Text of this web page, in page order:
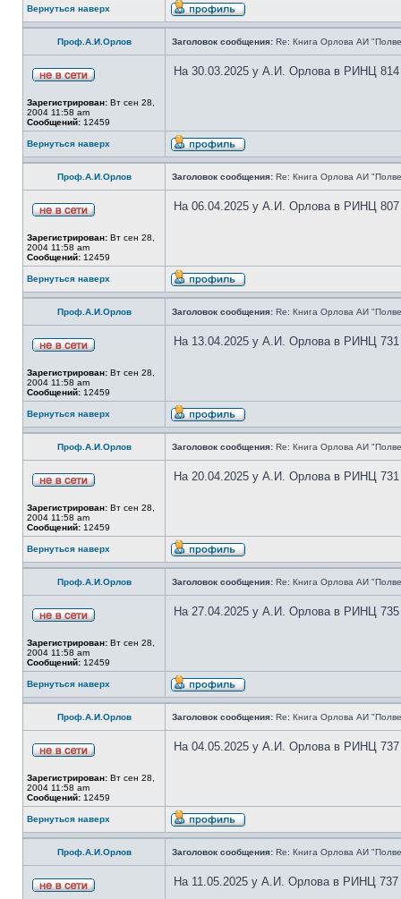
Вернуться наверх
Проф.А.И.Орлов Заголовок сообщения: Re: Книга Орлова АИ
Зарегистрирован: Вт сен 28,
2004 11:58 am
Сообщений: 12459
На 30.03.2025 у А.И. Орлова в РИНЦ 814
Вернуться наверх
Проф.А.И.Орлов Заголовок сообщения: Re: Книга Орлова АИ
Зарегистрирован: Вт сен 28,
2004 11:58 am
Сообщений: 12459
На 06.04.2025 у А.И. Орлова в РИНЦ 807
Вернуться наверх
Проф.А.И.Орлов Заголовок сообщения: Re: Книга Орлова АИ
Зарегистрирован: Вт сен 28,
2004 11:58 am
Сообщений: 12459
На 13.04.2025 у А.И. Орлова в РИНЦ 731
Вернуться наверх
Проф.А.И.Орлов Заголовок сообщения: Re: Книга Орлова АИ
Зарегистрирован: Вт сен 28,
2004 11:58 am
Сообщений: 12459
На 20.04.2025 у А.И. Орлова в РИНЦ 731
Вернуться наверх
Проф.А.И.Орлов Заголовок сообщения: Re: Книга Орлова АИ
Зарегистрирован: Вт сен 28,
2004 11:58 am
Сообщений: 12459
На 27.04.2025 у А.И. Орлова в РИНЦ 735
Вернуться наверх
Проф.А.И.Орлов Заголовок сообщения: Re: Книга Орлова АИ
Зарегистрирован: Вт сен 28,
2004 11:58 am
Сообщений: 12459
На 04.05.2025 у А.И. Орлова в РИНЦ 737
Вернуться наверх
Проф.А.И.Орлов Заголовок сообщения: Re: Книга Орлова АИ
На 11.05.2025 у А.И. Орлова в РИНЦ 737